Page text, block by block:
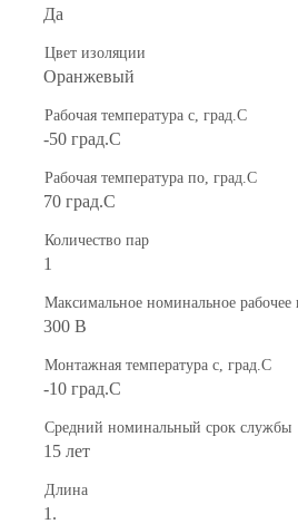
Да
Цвет изоляции
Оранжевый
Рабочая температура с, град.C
-50 град.C
Рабочая температура по, град.C
70 град.C
Количество пар
1
Максимальное номинальное рабочее
300 В
Монтажная температура с, град.C
-10 град.C
Средний номинальный срок службы
15 лет
Длина
1.